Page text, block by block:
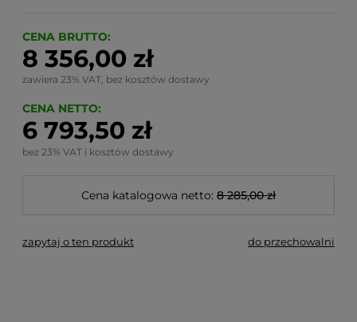
CENA BRUTTO:
8 356,00 zł
zawiera 23% VAT, bez kosztów dostawy
CENA NETTO:
6 793,50 zł
bez 23% VAT i kosztów dostawy
Cena katalogowa netto: 8 285,00 zł
zapytaj o ten produkt do przechowalni